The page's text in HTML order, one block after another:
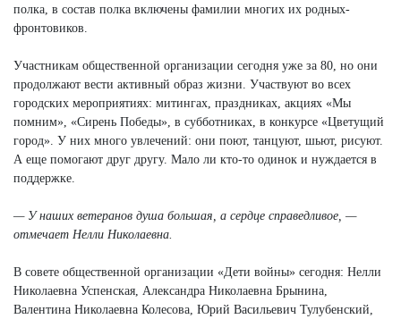
полка, в состав полка включены фамилии многих их родных-
фронтовиков.
Участникам общественной организации сегодня уже за 80, но они
продолжают вести активный образ жизни. Участвуют во всех
городских мероприятиях: митингах, праздниках, акциях «Мы
помним», «Сирень Победы», в субботниках, в конкурсе «Цветущий
город». У них много увлечений: они поют, танцуют, шьют, рисуют.
А еще помогают друг другу. Мало ли кто-то одинок и нуждается в
поддержке.
— У наших ветеранов душа большая, а сердце справедливое, —
отмечает Нелли Николаевна.
В совете общественной организации «Дети войны» сегодня: Нелли
Николаевна Успенская, Александра Николаевна Брынина,
Валентина Николаевна Колесова, Юрий Васильевич Тулубенский,